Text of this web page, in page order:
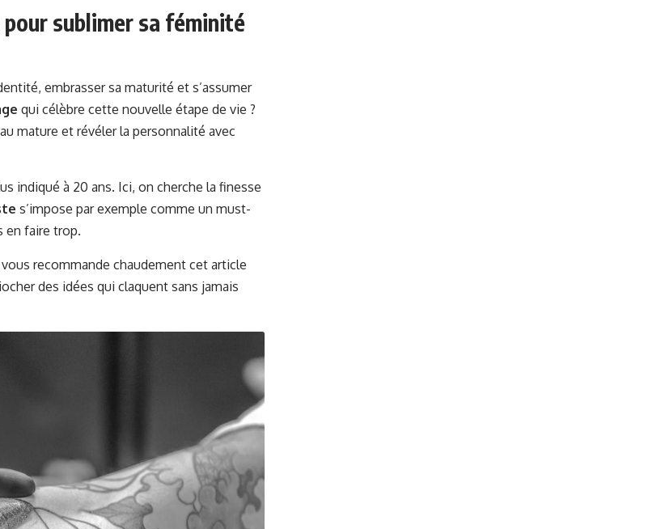
sublimer sa féminité
embrasser sa maturité et s’assumer
qui célèbre cette nouvelle étape de vie ?
mature et révéler la personnalité avec
indiqué à 20 ans. Ici, on cherche la finesse
s’impose par exemple comme un must-
en faire trop.
recommande chaudement cet article
des idées qui claquent sans jamais